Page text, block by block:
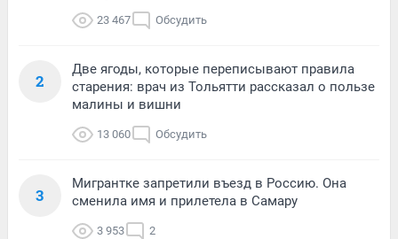
23 467 Обсудить
2
Две ягоды, которые переписывают правила
старения: врач из Тольятти рассказал о пользе
малины и вишни
13 060 Обсудить
3
Мигрантке запретили въезд в Россию. Она
сменила имя и прилетела в Самару
3 953 2